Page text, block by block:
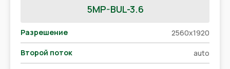
5MP-BUL-3.6
Разрешение 2560x1920
Второй поток auto